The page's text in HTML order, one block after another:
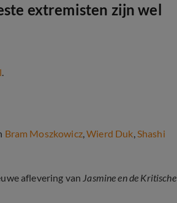
extremisten zijn wel
.
Bram Moszkowicz,Wierd Duk,Shashi
aflevering van Jasmine en de Kritische